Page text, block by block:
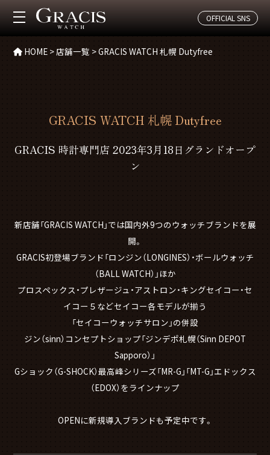
OFFICIAL SNS
SHOP INFO
HOME >店舗一覧 >GRACIS WATCH 札幌 Dutyfree
GRACIS WATCH 札幌 Dutyfree
GRACIS 時計専門店 2023年3月18日グランドオープ
ン
新店舗「GRACIS WATCH」では国内外9つのウォッチブランドを展
開。
GRACIS初登場ブランド「ロンジン（LONGINES）・ボールウォッチ
（BALL WATCH）」ほか
プロスペックス・プレザージュ・アストロン・キングセイコー・セ
イコー５などセイコー各モデルが揃う
「セイコーウォッチサロン」の併設
ジン（sinn）コンセプトショップ「ジンデポ札幌（Sinn DEPOT
Sapporo）」
Gショック（G-SHOCK）最高峰シリーズ「MR-G」「MT-G」エドックス
（EDOX）をラインナップ
OPENに新規導入ブランドも予定中です。